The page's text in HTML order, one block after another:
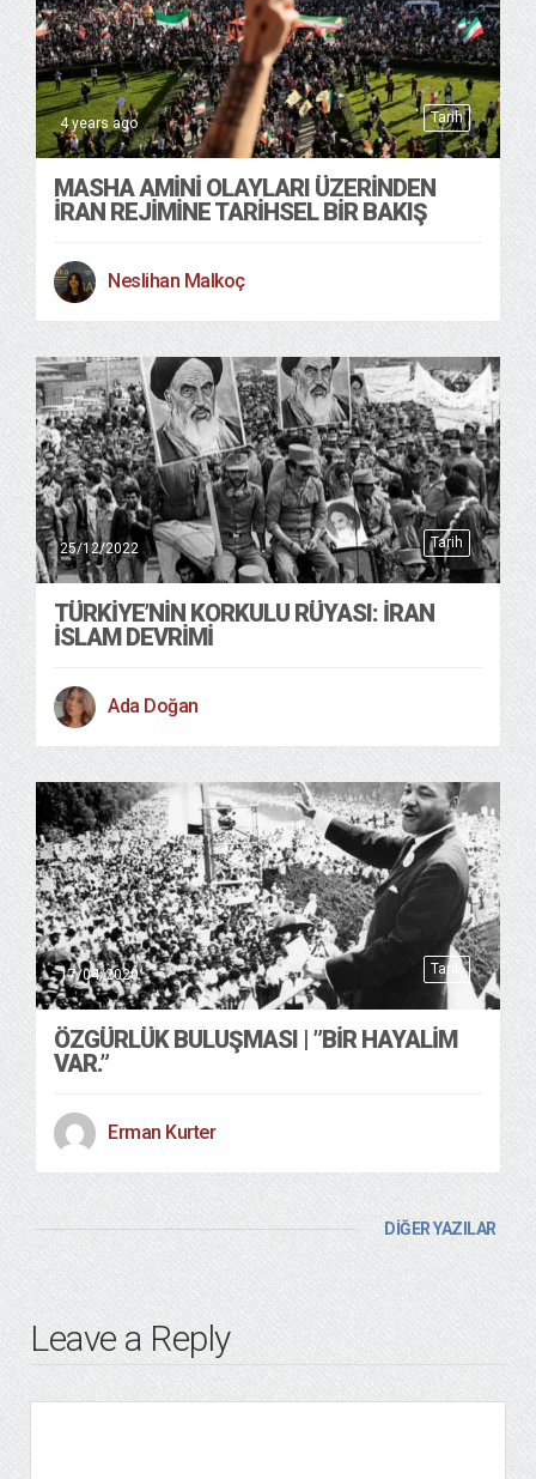
Tarih
4 years ago
MASHA AMINI OLAYLARI ÜZERINDEN
İRAN REJIMINE TARIHSEL BIR BAKIŞ
Neslihan Malkoç
Tarih
25/12/2022
TÜRKIYE’NIN KORKULU RÜYASI: İRAN
İSLAM DEVRIMI
Ada Doğan
Tarih
17/04/2020
ÖZGÜRLÜK BULUŞMASI | ”BİR HAYALİM
VAR.”
Erman Kurter
DİĞER YAZILAR
Leave a Reply